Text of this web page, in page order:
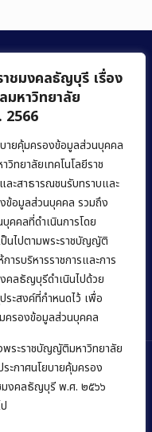
าชมงคลธัญบุรี เรื่อง
มหาวิทยาลัย
2566
ายคุ้มครองข้อมูลส่วนบุคคล
ทยาลัยเทคโนโลยีราช
ละสาธารณชนรับทราบและ
ข้อมูลส่วนบุคคล รวมถึง
คคลที่ดำเนินการโดย
ป็นไปตามพระราชบัญญัติ
รบริหารราชการและการ
คลธัญบุรีดำเนินไปด้วย
ระสงค์ที่กำหนดไว้ เพื่อ
ครองข้อมูลส่วนบุคคล
พระราชบัญญัติมหาวิทยาลัย
ะกาศนโยบายคุ้มครอง
มงคลธัญบุรี พ.ศ. ๒๕๖๖
ก
3241
าลัยเทคโนโลยีราชมงคล